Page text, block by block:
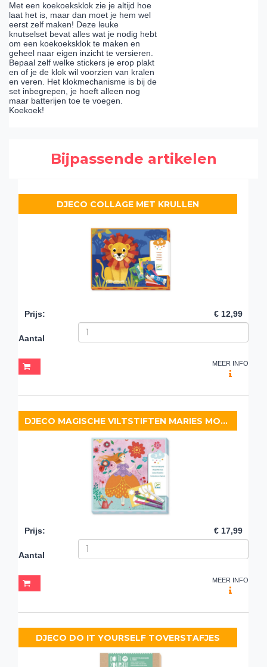
Met een koekoeksklok zie je altijd hoe
laat het is, maar dan moet je hem wel
eerst zelf maken! Deze leuke
knutselset bevat alles wat je nodig hebt
om een koekoeksklok te maken en
geheel naar eigen inzicht te versieren.
Bepaal zelf welke stickers je erop plakt
en of je de klok wil voorzien van kralen
en veren. Het klokmechanisme is bij de
set inbegrepen, je hoeft alleen nog
maar batterijen toe te voegen.
Koekoek!
Bijpassende artikelen
DJECO COLLAGE MET KRULLEN
Prijs: € 12,99
Aantal
MEER INFO
DJECO MAGISCHE VILTSTIFTEN MARIES MOOIE JURKEN
Prijs: € 17,99
Aantal
MEER INFO
DJECO DO IT YOURSELF TOVERSTAFJES